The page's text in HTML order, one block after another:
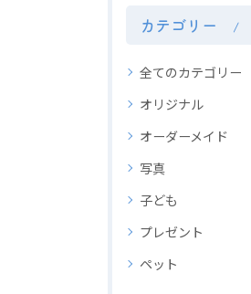
カテゴリー
全てのカテゴリー
オリジナル
オーダーメイド
写真
子ども
プレゼント
ペット